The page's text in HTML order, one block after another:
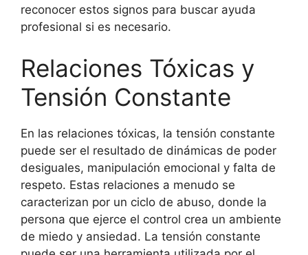
reconocer estos signos para buscar ayuda
profesional si es necesario.
Relaciones Tóxicas y
Tensión Constante
En las relaciones tóxicas, la tensión constante
puede ser el resultado de dinámicas de poder
desiguales, manipulación emocional y falta de
respeto. Estas relaciones a menudo se
caracterizan por un ciclo de abuso, donde la
persona que ejerce el control crea un ambiente
de miedo y ansiedad. La tensión constante